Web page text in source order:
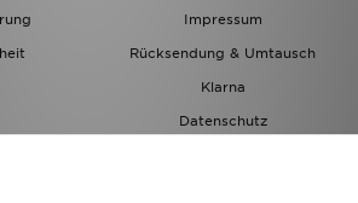
Impressum
Rücksendung & Umtausch
Klarna
Datenschutz